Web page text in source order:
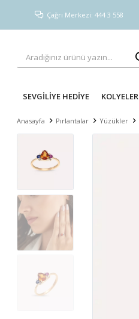
Çağrı Merkezi: 444 3 558
SEVGİLİYE HEDİYE KOLYELER
Anasayfa Pırlantalar Yüzükler